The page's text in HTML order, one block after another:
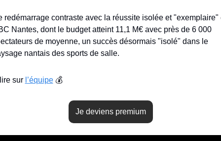
redémarrage contraste avec la réussite isolée et "exemplaire"
Nantes, dont le budget atteint 11,1 M€ avec près de 6 000
de moyenne, un succès désormais "isolé" dans le
nantais des sports de salle.
sur l’équipe 💰
Je deviens premium